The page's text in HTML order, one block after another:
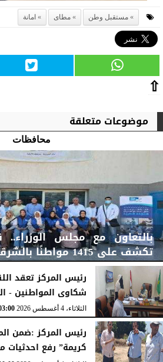
مستقبل وطن مطاى امانة
⇧
موضوعات متعلقة
محافظات
بالتعاون مع مجلس الوزراء..
تكشف على 1415 مواطنًا بالشرقية...
الخميس، 6 أغسطس 2026 04:59 مـ
رئيس المركز تعقد
شكاوى المواطنين -
الثلاثاء، 4 أغسطس 2026 03:00
رئيس المركز :ضمن
كريمة” رفع